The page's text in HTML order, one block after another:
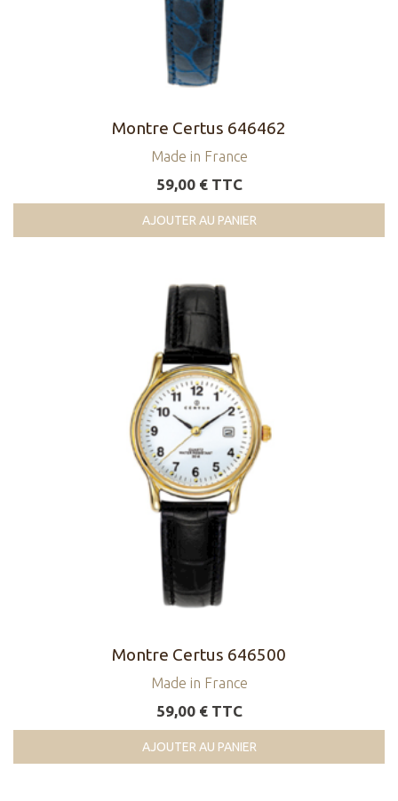
Montre Certus 646462
Made in France
59,00 € TTC
AJOUTER AU PANIER
Montre Certus 646500
Made in France
59,00 € TTC
AJOUTER AU PANIER